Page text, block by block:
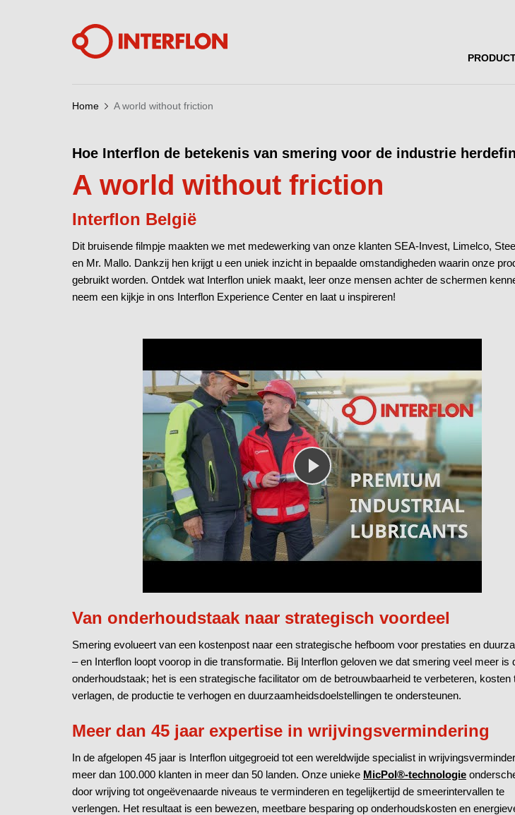
Home A world without friction
Hoe Interflon de betekenis van smering voor de industrie
A world without friction
Interflon België
Dit bruisende filmpje maakten we met medewerking van onze klanten SEA-Invest, Limelco,
en Mr. Mallo. Dankzij hen krijgt u een uniek inzicht in bepaalde omstandigheden waarin onze
gebruikt worden. Ontdek wat Interflon uniek maakt, leer onze mensen achter de schermen
neem een kijkje in ons Interflon Experience Center en laat u inspireren!
Van onderhoudstaak naar strategisch voordeel
Smering evolueert van een kostenpost naar een strategische hefboom voor prestaties en
– en Interflon loopt voorop in die transformatie. Bij Interflon geloven we dat smering veel meer is
onderhoudstaak; het is een strategische facilitator om de betrouwbaarheid te verbeteren, kosten
verlagen, de productie te verhogen en duurzaamheidsdoelstellingen te ondersteunen.
Meer dan 45 jaar expertise in wrijvingsvermindering
In de afgelopen 45 jaar is Interflon uitgegroeid tot een wereldwijde specialist in
meer dan 100.000 klanten in meer dan 50 landen. Onze unieke MicPol®-technologie
door wrijving tot ongeëvenaarde niveaus te verminderen en tegelijkertijd de smeerintervallen te
verlengen. Het resultaat is een bewezen, meetbare besparing op onderhoudskosten en